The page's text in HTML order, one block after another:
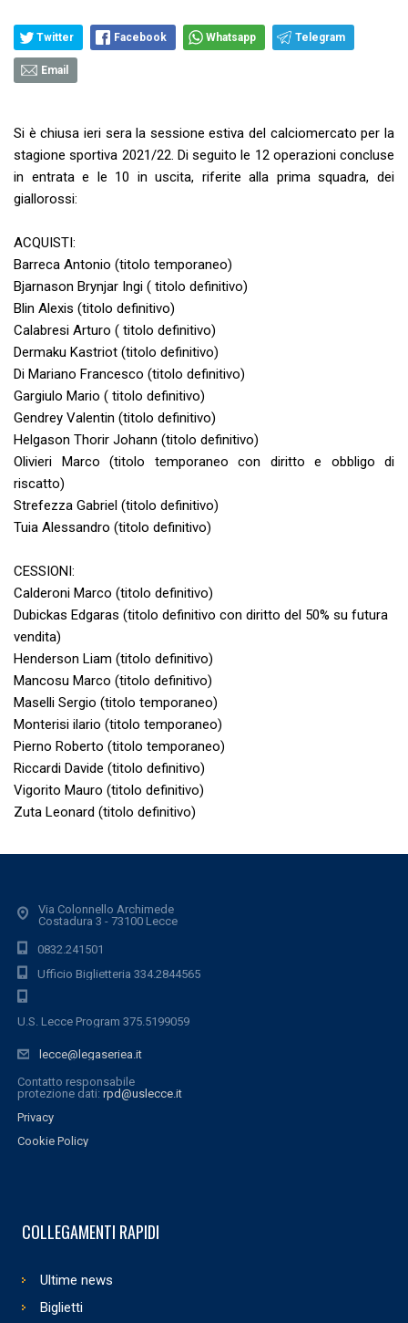
Twitter Facebook Whatsapp Telegram
Email
Si è chiusa ieri sera la sessione estiva del calciomercato per la
stagione sportiva 2021/22. Di seguito le 12 operazioni concluse
in entrata e le 10 in uscita, riferite alla prima squadra, dei
giallorossi:
ACQUISTI:
Barreca Antonio (titolo temporaneo)
Bjarnason Brynjar Ingi ( titolo definitivo)
Blin Alexis (titolo definitivo)
Calabresi Arturo ( titolo definitivo)
Dermaku Kastriot (titolo definitivo)
Di Mariano Francesco (titolo definitivo)
Gargiulo Mario ( titolo definitivo)
Gendrey Valentin (titolo definitivo)
Helgason Thorir Johann (titolo definitivo)
Olivieri Marco (titolo temporaneo con diritto e obbligo di
riscatto)
Strefezza Gabriel (titolo definitivo)
Tuia Alessandro (titolo definitivo)
CESSIONI:
Calderoni Marco (titolo definitivo)
Dubickas Edgaras (titolo definitivo con diritto del 50% su futura
vendita)
Henderson Liam (titolo definitivo)
Mancosu Marco (titolo definitivo)
Maselli Sergio (titolo temporaneo)
Monterisi ilario (titolo temporaneo)
Pierno Roberto (titolo temporaneo)
Riccardi Davide (titolo definitivo)
Vigorito Mauro (titolo definitivo)
Zuta Leonard (titolo definitivo)
Via Colonnello Archimede
Costadura 3 - 73100 Lecce
0832.241501
Ufficio Biglietteria 334.2844565
U.S. Lecce Program 375.5199059
lecce@legaseriea.it
Contatto responsabile
protezione dati: rpd@uslecce.it
Privacy
Cookie Policy
COLLEGAMENTI RAPIDI
Ultime news
Biglietti